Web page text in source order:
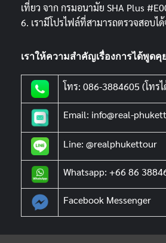
เที่ยว จาก กรมอนามัย SHA Plus
6. เรามีโปรไฟล์ที่สามารถตรวจสอบได้
เราให้ความสำคัญเรื่องการได้พูด
โทร: 086-3884605 (โทร
Email: info@real-
Line: @realphukettour
Whatsapp: +66 86
Facebook Messenger